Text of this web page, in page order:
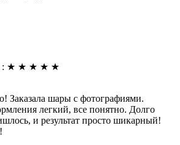
: ★ ★ ★ ★ ★
Заказала шары с фотографиями.
легкий, все понятно. Долго
и результат просто шикарный!